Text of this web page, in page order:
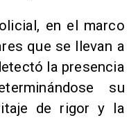
en el marco
que se llevan a
la presencia
su
de rigor y la